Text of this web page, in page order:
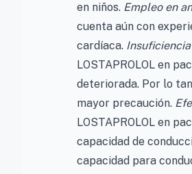
en niños. Empleo en
cuenta aún con
cardíaca.
LOSTAPROLOL en
deteriorada. Por lo
mayor precaución.
LOSTAPROLOL en
capacidad de
capacidad para